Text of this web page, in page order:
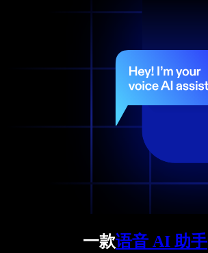
一款语音 AI 助手